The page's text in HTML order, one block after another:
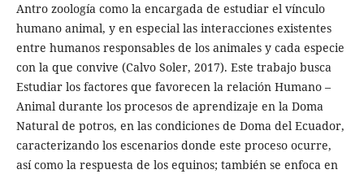
Antro zoología como la encargada de estudiar el vínculo
humano animal, y en especial las interacciones existentes
entre humanos responsables de los animales y cada especie
con la que convive (Calvo Soler, 2017). Este trabajo busca
Estudiar los factores que favorecen la relación Humano –
Animal durante los procesos de aprendizaje en la Doma
Natural de potros, en las condiciones de Doma del Ecuador,
caracterizando los escenarios donde este proceso ocurre,
así como la respuesta de los equinos; también se enfoca en